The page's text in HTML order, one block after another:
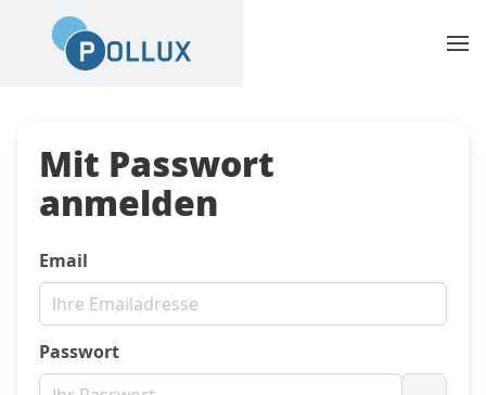
Mit Passwort
anmelden
Email
Passwort